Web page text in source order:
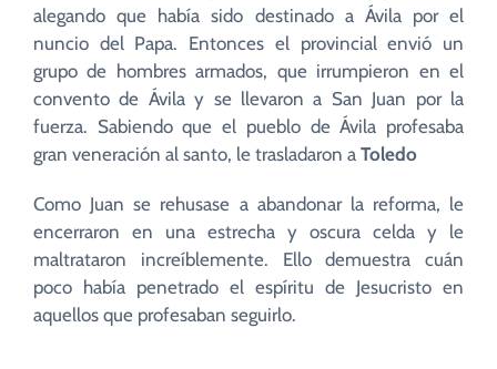
alegando que había sido destinado a Ávila por el
nuncio del Papa. Entonces el provincial envió un
grupo de hombres armados, que irrumpieron en el
convento de Ávila y se llevaron a San Juan por la
fuerza. Sabiendo que el pueblo de Ávila profesaba
gran veneración al santo, le trasladaron a Toledo
Como Juan se rehusase a abandonar la reforma, le
encerraron en una estrecha y oscura celda y le
maltrataron increíblemente. Ello demuestra cuán
poco había penetrado el espíritu de Jesucristo en
aquellos que profesaban seguirlo.